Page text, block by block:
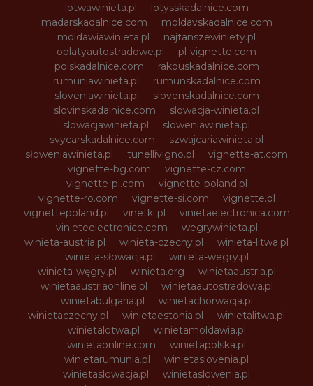
lotwawinieta.pl
lotysskadalnice.com
madarskadalnice.com
moldavskadalnice.com
moldawiawinieta.pl
najtanszewiniety.pl
oplatyautostradowe.pl
pl-vignette.com
polskadalnice.com
rakouskadalnice.com
rumuniawinieta.pl
rumunskadalnice.com
sloveniawinieta.pl
slovenskadalnice.com
slovinskadalnice.com
slowacja-winieta.pl
slowacjawinieta.pl
sloweniawinieta.pl
svycarskadalnice.com
szwajcariawinieta.pl
słoweniawinieta.pl
tunellivigno.pl
vignette-at.com
vignette-bg.com
vignette-cz.com
vignette-pl.com
vignette-poland.pl
vignette-ro.com
vignette-si.com
vignette.pl
vignettepoland.pl
vinetki.pl
vinietaelectronica.com
vinieteelectronice.com
wegrywinieta.pl
winieta-austria.pl
winieta-czechy.pl
winieta-litwa.pl
winieta-słowacja.pl
winieta-wegry.pl
winieta-węgry.pl
winieta.org
winietaaustria.pl
winietaaustriaonline.pl
winietaautostradowa.pl
winietabulgaria.pl
winietachorwacja.pl
winietaczechy.pl
winietaestonia.pl
winietalitwa.pl
winietalotwa.pl
winietamoldawia.pl
winietaonline.com
winietapolska.pl
winietarumunia.pl
winietaslovenia.pl
winietaslowacja.pl
winietaslowenia.pl